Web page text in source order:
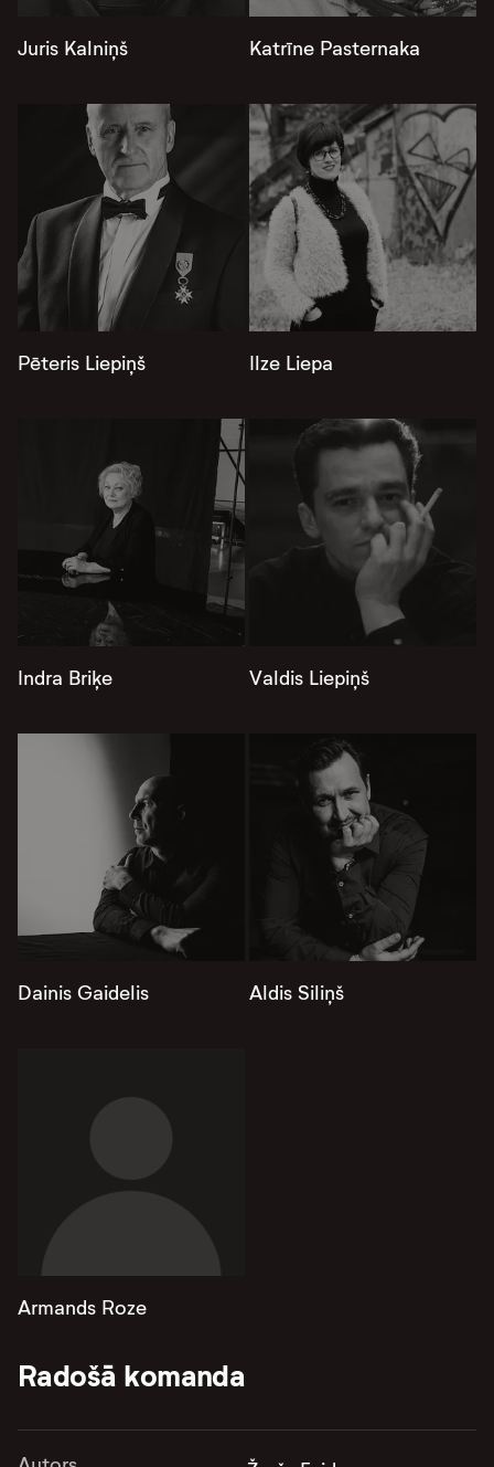
Juris Kalniņš Katrīne Pasternaka
Pēteris Liepiņš Ilze Liepa
Indra Briķe Valdis Liepiņš
Dainis Gaidelis Aldis Siliņš
Armands Roze
Radošā komanda